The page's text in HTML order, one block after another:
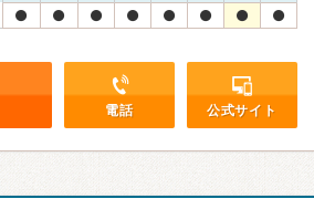
電話 公式サイト